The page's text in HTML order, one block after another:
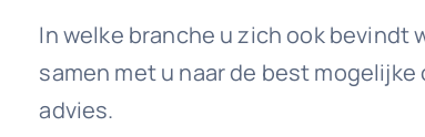
In welke branche u zich ook bevindt
samen met u naar de best
advies.